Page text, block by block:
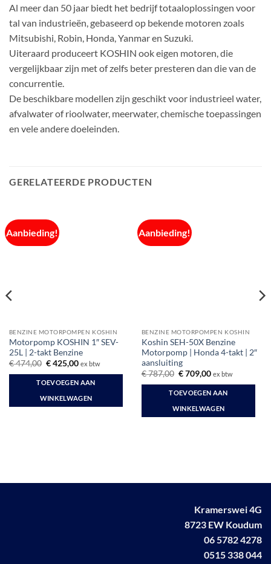
Al meer dan 50 jaar biedt het bedrijf totaaloplossingen voor
tal van industrieën, gebaseerd op bekende motoren zoals
Mitsubishi, Robin, Honda, Yanmar en Suzuki.
Uiteraard produceert KOSHIN ook eigen motoren, die
vergelijkbaar zijn met of zelfs beter presteren dan die van de
concurrentie.
De beschikbare modellen zijn geschikt voor industrieel water,
afvalwater of rioolwater, meerwater, chemische toepassingen
en vele andere doeleinden.
GERELATEERDE PRODUCTEN
Aanbieding!
BENZINE MOTORPOMPEN KOSHIN
Motorpomp KOSHIN 1″ SEV-
25L | 2-takt Benzine
€474,00 Oorspronkelijke
was:
€ 474,00.
€425,00Huidige
is:
€ 425,00.
ex btw
TOEVOEGEN AAN
WINKELWAGEN
Aanbieding!
BENZINE MOTORPOMPEN KOSHIN
Koshin SEH-50X Benzine
Motorpomp | Honda 4-takt | 2″
aansluiting
€787,00 Oorspronkelijke
was:
€ 787,00.
€709,00Huidige
is:
€ 709,00.
ex btw
TOEVOEGEN AAN
WINKELWAGEN
Kramerswei 4G
8723 EW Koudum
06 5782 4278
0515 338 044